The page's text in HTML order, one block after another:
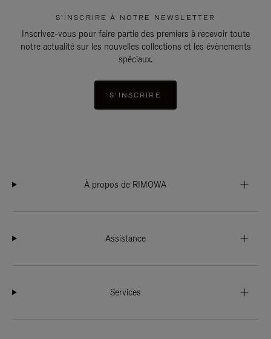
S'INSCRIRE À NOTRE NEWSLETTER
Inscrivez-vous pour faire partie des premiers à recevoir toute
notre actualité sur les nouvelles collections et les évènements
spéciaux.
S'INSCRIRE
À propos de RIMOWA
Assistance
Services